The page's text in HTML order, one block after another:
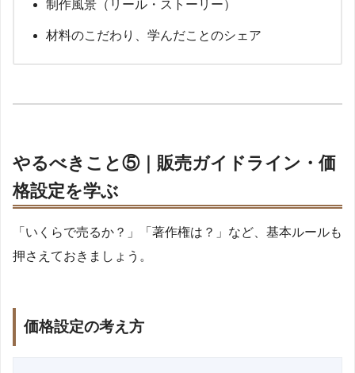
制作風景（リール・ストーリー）
材料のこだわり、学んだことのシェア
やるべきこと⑤｜販売ガイドライン・価
格設定を学ぶ
「いくらで売るか？」「著作権は？」など、基本ルールも
押さえておきましょう。
価格設定の考え方